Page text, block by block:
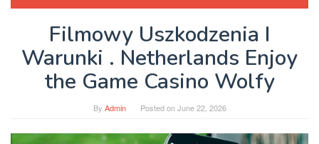
Filmowy Uszkodzenia I
Warunki . Netherlands Enjoy
the Game Casino Wolfy
By Admin Posted onJune 22, 2026